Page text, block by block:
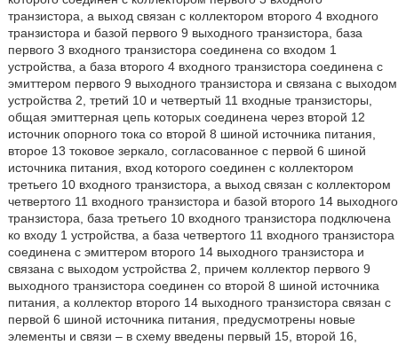
транзистора, а выход связан с коллектором второго 4 входного
транзистора и базой первого 9 выходного транзистора, база
первого 3 входного транзистора соединена со входом 1
устройства, а база второго 4 входного транзистора соединена с
эмиттером первого 9 выходного транзистора и связана с выходом
устройства 2, третий 10 и четвертый 11 входные транзисторы,
общая эмиттерная цепь которых соединена через второй 12
источник опорного тока со второй 8 шиной источника питания,
второе 13 токовое зеркало, согласованное с первой 6 шиной
источника питания, вход которого соединен с коллектором
третьего 10 входного транзистора, а выход связан с коллектором
четвертого 11 входного транзистора и базой второго 14 выходного
транзистора, база третьего 10 входного транзистора подключена
ко входу 1 устройства, а база четвертого 11 входного транзистора
соединена с эмиттером второго 14 выходного транзистора и
связана с выходом устройства 2, причем коллектор первого 9
выходного транзистора соединен со второй 8 шиной источника
питания, а коллектор второго 14 выходного транзистора связан с
первой 6 шиной источника питания, предусмотрены новые
элементы и связи – в схему введены первый 15, второй 16,